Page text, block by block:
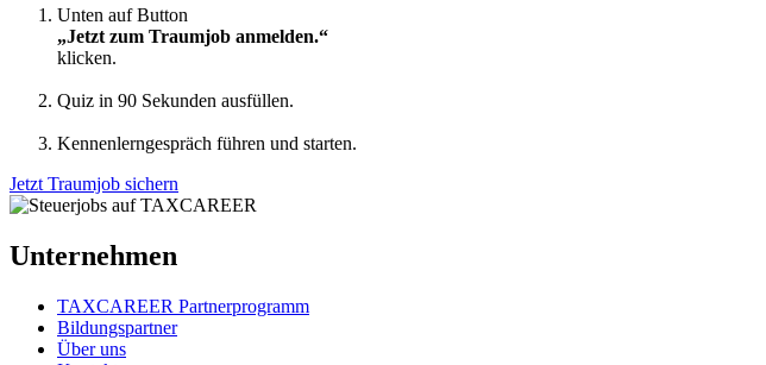
Unten auf Button
„Jetzt zum Traumjob anmelden.“
klicken.
Quiz in 90 Sekunden ausfüllen.
Kennenlerngespräch führen und starten.
Jetzt Traumjob sichern
Unternehmen
TAXCAREER Partnerprogramm
Bildungspartner
Über uns